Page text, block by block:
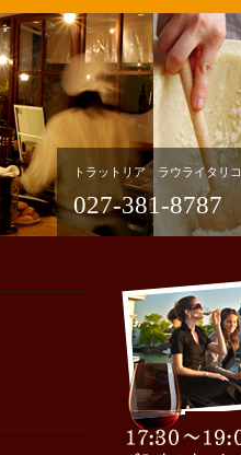
トラットリア ラウライタリコ
027-381-8787